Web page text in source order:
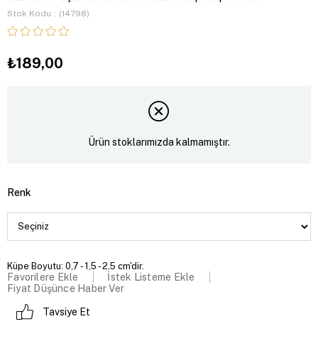
Stok Kodu (14798)
₺189,00
Ürün stoklarımızda kalmamıştır.
Renk
Küpe Boyutu: 0,7 - 1,5 - 2,5 cm'dir.
Favorilere Ekle
İstek Listeme Ekle
Fiyat Düşünce Haber Ver
Tavsiye Et